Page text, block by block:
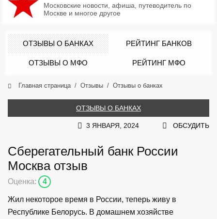
Московские новости, афиша, путеводитель по
Москве и многое другое
ОТЗЫВЫ О БАНКАХ РЕЙТИНГ БАНКОВ
ОТЗЫВЫ О МФО РЕЙТИНГ МФО
Главная страница Отзывы Отзывы о банках
ОТЗЫВЫ О БАНКАХ
3 ЯНВАРЯ, 2024 ОБСУДИТЬ
Сберегательный банк России
Москва отзыв
Оценка: 4
Жил некоторое время в России, теперь живу в
Республике Белорусь. В домашнем хозяйстве